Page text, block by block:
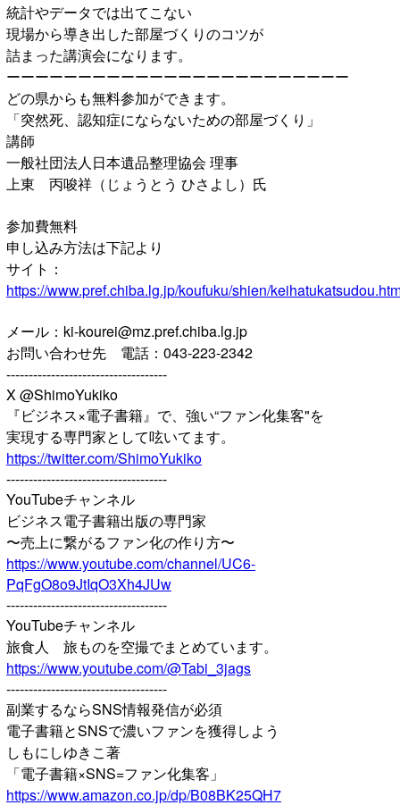
統計やデータでは出てこない
現場から導き出した部屋づくりのコツが
詰まった講演会になります。
ーーーーーーーーーーーーーーーーーーーーーーーー
どの県からも無料参加ができます。
「突然死、認知症にならないための部屋づくり」
講師
一般社団法人日本遺品整理協会 理事
上東 丙唆祥（じょうとう ひさよし）氏
参加費無料
申し込み方法は下記より
サイト：
https://www.pref.chiba.lg.jp/koufuku/shien/
メール：ki-kourei@mz.pref.chiba.lg.jp
お問い合わせ先 電話：043-223-2342
------------------------------------
X @ShimoYukiko
『ビジネス×電子書籍』で、強い“ファン化集客"を
実現する専門家として呟いてます。
https://twitter.com/ShimoYukiko
------------------------------------
YouTubeチャンネル
ビジネス電子書籍出版の専門家
〜売上に繋がるファン化の作り方〜
https://www.youtube.com/channel/UC6-
PqFgO8o9JtIqO3Xh4JUw
------------------------------------
YouTubeチャンネル
旅食人 旅ものを空撮でまとめています。
https://www.youtube.com/@Tabi_3jags
------------------------------------
副業するならSNS情報発信が必須
電子書籍とSNSで濃いファンを獲得しよう
しもにしゆきこ著
「電子書籍×SNS=ファン化集客」
https://www.amazon.co.jp/dp/B08BK25QH7